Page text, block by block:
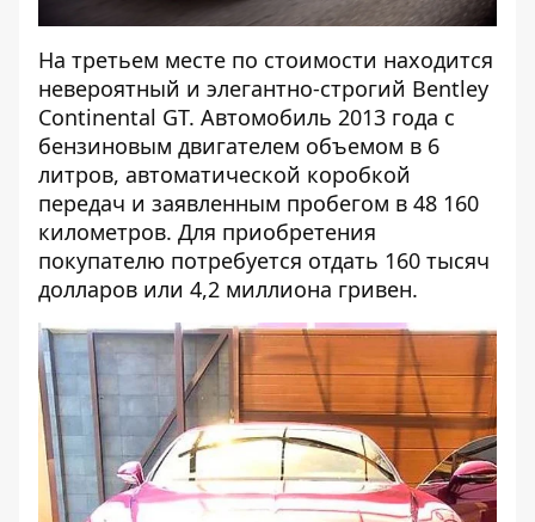
На третьем месте по стоимости находится
невероятный и элегантно-строгий Bentley
Continental GT. Автомобиль 2013 года с
бензиновым двигателем объемом в 6
литров, автоматической коробкой
передач и заявленным пробегом в 48 160
километров. Для приобретения
покупателю потребуется отдать 160 тысяч
долларов или 4,2 миллиона гривен.